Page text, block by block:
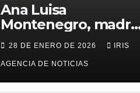
Ana Luisa
Montenegro, madre
del ciclista Richard
Carapaz falleció en
Tulcán, a los 73 años
28 DE ENERO DE 2026 IRIS
AGENCIA DE NOTICIAS